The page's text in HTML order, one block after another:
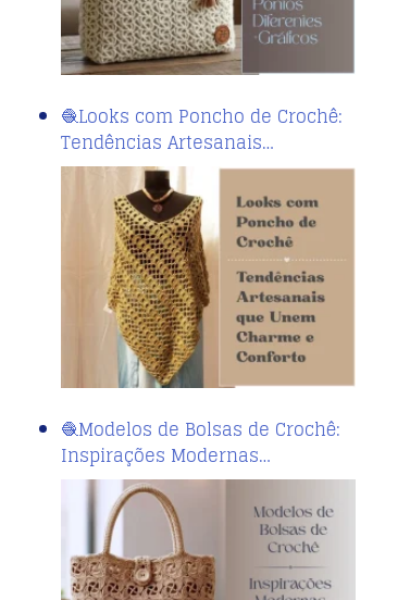
🧶Looks com Poncho de Crochê:
Tendências Artesanais…
🧶Modelos de Bolsas de Crochê:
Inspirações Modernas…